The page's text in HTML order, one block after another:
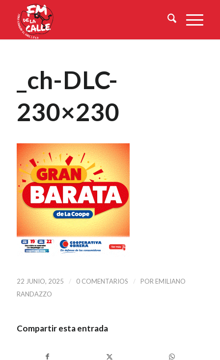
_ch-DLC-
230×230
22 JUNIO, 2025 / 0 COMENTARIOS / POR EMILIANO
RANDAZZO
Compartir esta entrada